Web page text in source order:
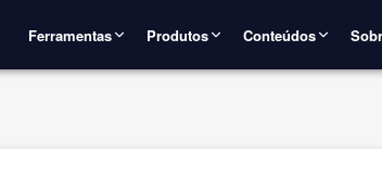
Ferramentas Produtos Conteúdos